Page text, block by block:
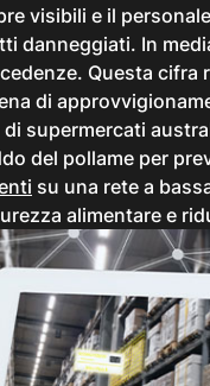
visibili e il
danneggiati. In
Questa
di
supermercati
del pollame per
su una rete a
alimentare e